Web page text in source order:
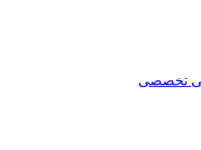
تخصصی